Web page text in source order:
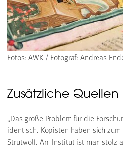
Fotos: AWK / Fotograf: Andreas
Zusätzliche Quellen
„Das große Problem für die
identisch. Kopisten haben sich
Strutwolf. Am Institut ist man stolz